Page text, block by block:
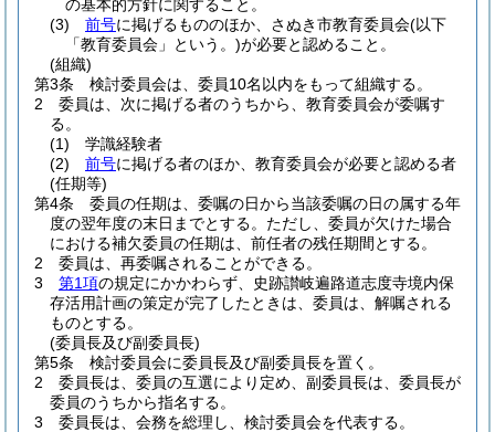
の基本的方針に関すること。
(3)
前号に掲げるもののほか、さぬき市教育委員会(以下
「教育委員会」という。)が必要と認めること。
(組織)
第3条
検討委員会は、委員10名以内をもって組織する。
2
委員は、次に掲げる者のうちから、教育委員会が委嘱す
る。
(1)
学識経験者
(2)
前号に掲げる者のほか、教育委員会が必要と認める者
(任期等)
第4条
委員の任期は、委嘱の日から当該委嘱の日の属する年
度の翌年度の末日までとする。 ただし、委員が欠けた場合
における補欠委員の任期は、前任者の残任期間とする。
2
委員は、再委嘱されることができる。
3
第1項の規定にかかわらず、史跡讃岐遍路道志度寺境内保
存活用計画の策定が完了したときは、委員は、解嘱される
ものとする。
(委員長及び副委員長)
第5条
検討委員会に委員長及び副委員長を置く。
2
委員長は、委員の互選により定め、副委員長は、委員長が
委員のうちから指名する。
3
委員長は、会務を総理し、検討委員会を代表する。